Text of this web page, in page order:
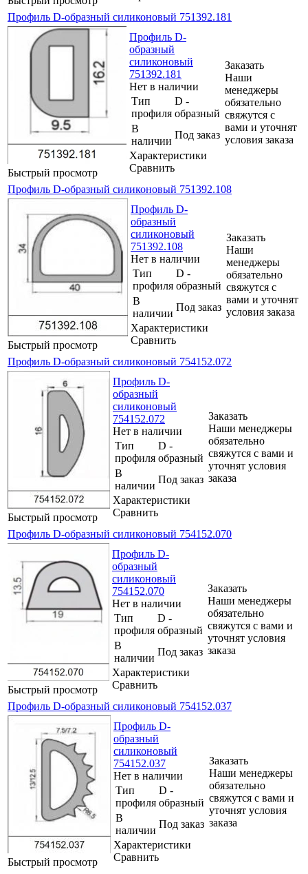
Профиль D-образный силиконовый 751392.181
Быстрый просмотр
Профиль D-
образный
силиконовый
751392.181
Нет в наличии
Тип
профиля
D -
образный
В
наличии
Под заказ
Характеристики
Сравнить
Заказать
Наши
менеджеры
обязательно
свяжутся с
вами и уточнят
условия заказа
Профиль D-образный силиконовый 751392.108
Быстрый просмотр
Профиль D-
образный
силиконовый
751392.108
Нет в наличии
Тип
профиля
D -
образный
В
наличии
Под заказ
Характеристики
Сравнить
Заказать
Наши
менеджеры
обязательно
свяжутся с
вами и уточнят
условия заказа
Профиль D-образный силиконовый 754152.072
Быстрый просмотр
Профиль D-
образный
силиконовый
754152.072
Нет в наличии
Тип
профиля
D -
образный
В
наличии
Под заказ
Характеристики
Сравнить
Заказать
Наши менеджеры
обязательно
свяжутся с вами и
уточнят условия
заказа
Профиль D-образный силиконовый 754152.070
Быстрый просмотр
Профиль D-
образный
силиконовый
754152.070
Нет в наличии
Тип
профиля
D -
образный
В
наличии
Под заказ
Характеристики
Сравнить
Заказать
Наши менеджеры
обязательно
свяжутся с вами и
уточнят условия
заказа
Профиль D-образный силиконовый 754152.037
Быстрый просмотр
Профиль D-
образный
силиконовый
754152.037
Нет в наличии
Тип
профиля
D -
образный
В
наличии
Под заказ
Характеристики
Сравнить
Заказать
Наши менеджеры
обязательно
свяжутся с вами и
уточнят условия
заказа